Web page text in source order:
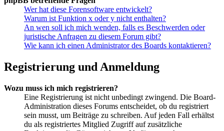
Wer hat diese Forensoftware entwickelt?
Warum ist Funktion x oder y nicht enthalten?
An wen soll ich mich wenden, falls es Beschwerden oder
juristische Anfragen zu diesem Forum gibt?
Wie kann ich einen Administrator des Boards kontaktieren?
Registrierung und Anmeldung
Wozu muss ich mich registrieren?
Eine Registrierung ist nicht unbedingt zwingend. Die Board-
Administration dieses Forums entscheidet, ob du registriert
sein musst, um Beiträge zu schreiben. Auf jeden Fall erhältst
du als registriertes Mitglied Zugriff auf zusätzliche